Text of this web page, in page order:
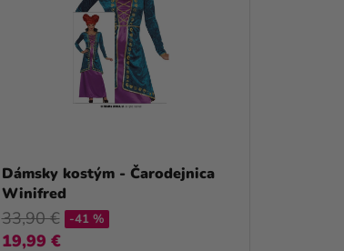
Dámsky kostým - Čarodejnica
Winifred
33,90 €
19,99 €
-41 %